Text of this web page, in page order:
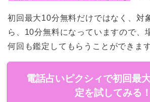
初回最大10分無料だけではなく、対
ら、10分無料になっていますので、
何回も鑑定してもらうことができます
電話占いピクシィで初回最
定を試してみる！